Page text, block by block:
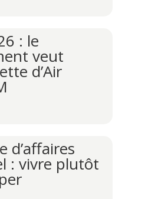
: le
veut
d’Air
d’affaires
: vivre plutôt